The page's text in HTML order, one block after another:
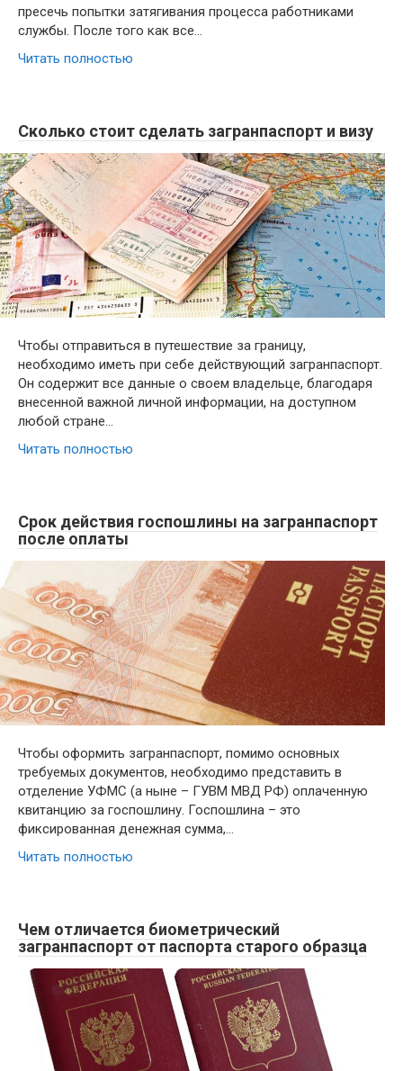
пресечь попытки затягивания процесса работниками
службы. После того как все…
Читать полностью
Сколько стоит сделать загранпаспорт и визу
Чтобы отправиться в путешествие за границу,
необходимо иметь при себе действующий загранпаспорт.
Он содержит все данные о своем владельце, благодаря
внесенной важной личной информации, на доступном
любой стране…
Читать полностью
Срок действия госпошлины на загранпаспорт
после оплаты
Чтобы оформить загранпаспорт, помимо основных
требуемых документов, необходимо представить в
отделение УФМС (а ныне – ГУВМ МВД РФ) оплаченную
квитанцию за госпошлину. Госпошлина – это
фиксированная денежная сумма,…
Читать полностью
Чем отличается биометрический
загранпаспорт от паспорта старого образца